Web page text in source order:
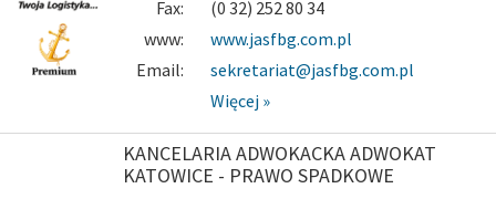
Fax:
(0 32) 252 80 34
www:
www.jasfbg.com.pl
Email:
sekretariat@jasfbg.com.pl
Więcej »
KANCELARIA ADWOKACKA ADWOKAT
KATOWICE - PRAWO SPADKOWE